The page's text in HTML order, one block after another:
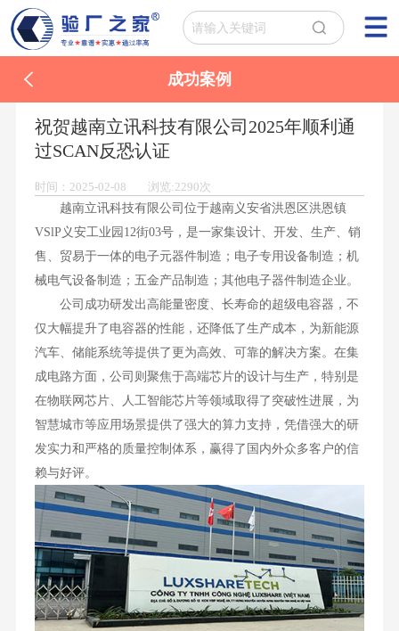
成功案例
祝贺越南立讯科技有限公司2025年顺利通
过SCAN反恐认证
时间：2025-02-08 浏览:2290次
越南立讯科技有限公司位于越南义安省洪恩区洪恩镇
VSlP义安工业园12街03号，是一家集设计、开发、生产、销
售、贸易于一体的电子元器件制造；电子专用设备制造；机
械电气设备制造；五金产品制造；其他电子器件制造企业。
公司成功研发出高能量密度、长寿命的超级电容器，不
仅大幅提升了电容器的性能，还降低了生产成本，为新能源
汽车、储能系统等提供了更为高效、可靠的解决方案。在集
成电路方面，公司则聚焦于高端芯片的设计与生产，特别是
在物联网芯片、人工智能芯片等领域取得了突破性进展，为
智慧城市等应用场景提供了强大的算力支持，凭借强大的研
发实力和严格的质量控制体系，赢得了国内外众多客户的信
赖与好评。